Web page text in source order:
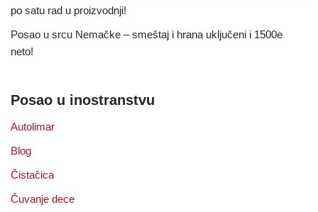
po satu rad u proizvodnji!
Posao u srcu Nemačke – smeštaj i hrana uključeni i 1500e
neto!
Posao u inostranstvu
Autolimar
Blog
Čistačica
Čuvanje dece